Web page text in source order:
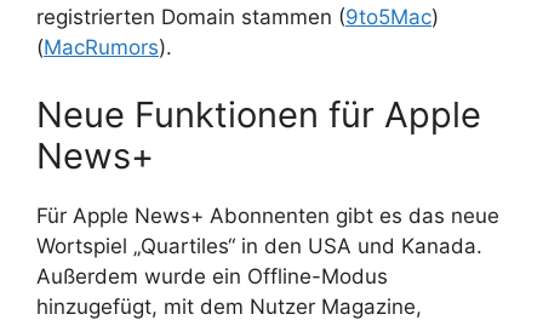
registrierten Domain stammen (9to5Mac)​​
(MacRumors)​.
Neue Funktionen für Apple
News+
Für Apple News+ Abonnenten gibt es das neue
Wortspiel „Quartiles“ in den USA und Kanada.
Außerdem wurde ein Offline-Modus
hinzugefügt, mit dem Nutzer Magazine,